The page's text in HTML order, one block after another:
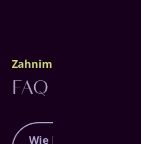
Zahnimplantate Herborn
FAQ
Wie lange dauert eine